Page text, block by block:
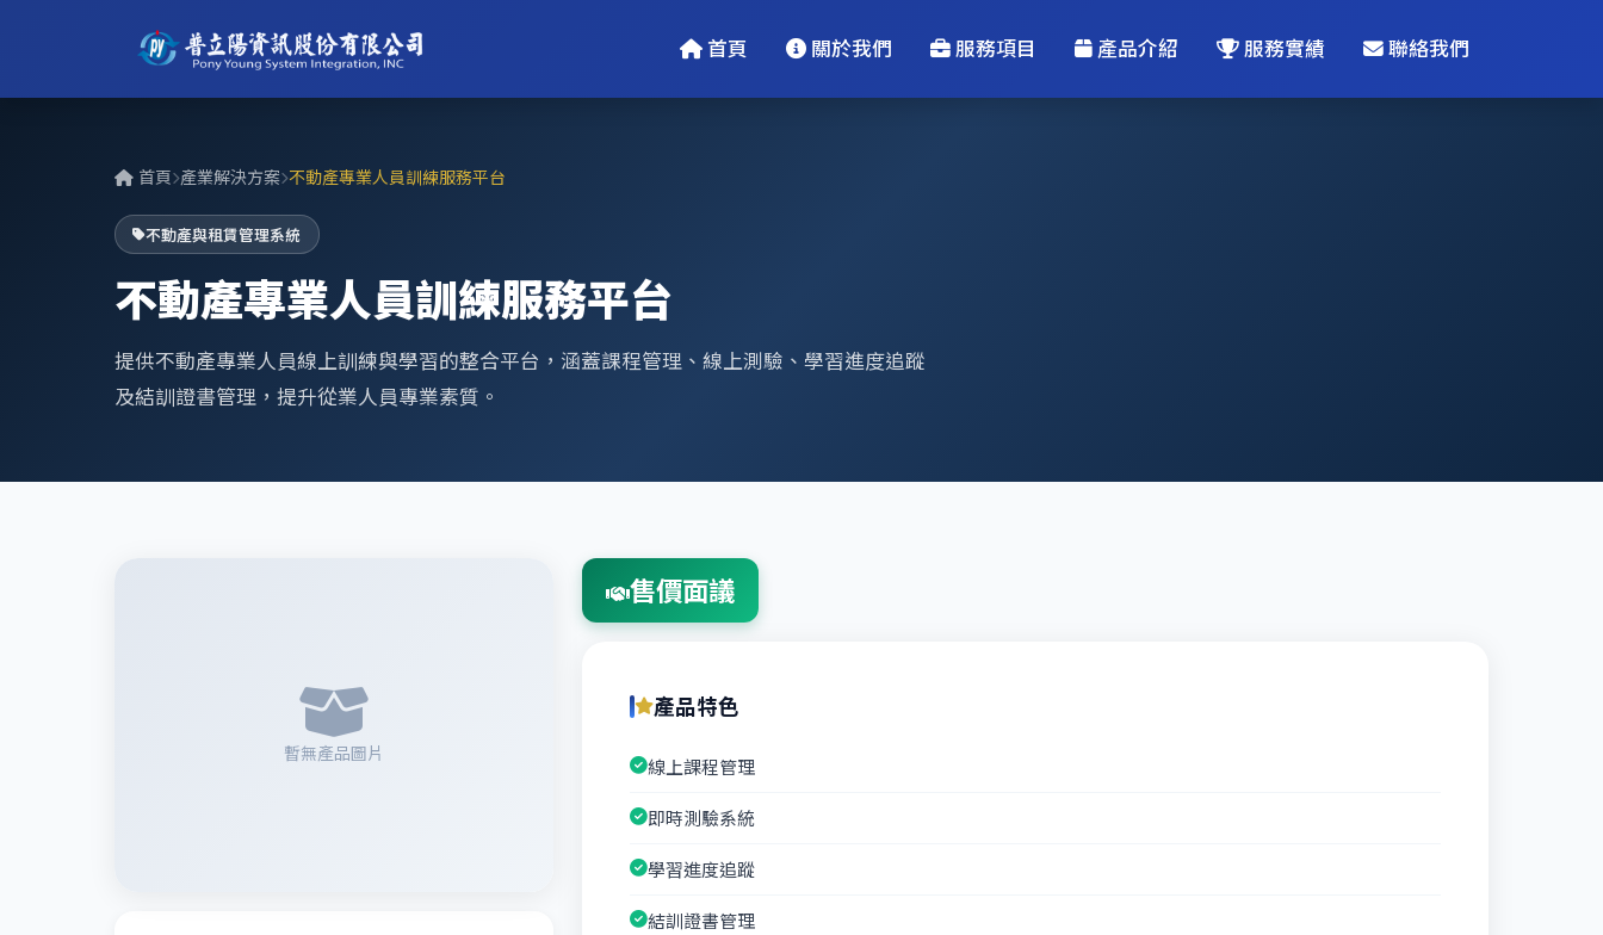
首頁 關於我們 服務項目 產品介紹 服務實績 聯絡我們
首頁 產業解決方案 不動產專業人員訓練服務平台
不動產與租賃管理系統
不動產專業人員訓練服務平台
提供不動產專業人員線上訓練與學習的整合平台，涵蓋課程管理、線上測驗、學習進度追蹤
及結訓證書管理，提升從業人員專業素質。
暫無產品圖片
售價面議
產品特色
線上課程管理
即時測驗系統
學習進度追蹤
結訓證書管理